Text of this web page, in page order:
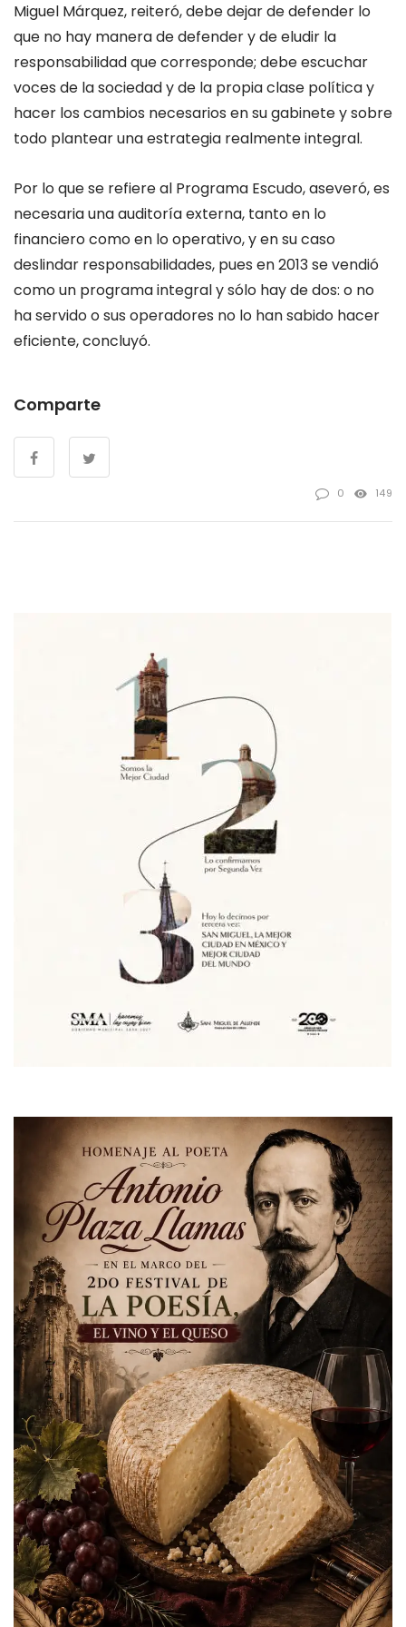
Miguel Márquez, reiteró, debe dejar de defender lo
que no hay manera de defender y de eludir la
responsabilidad que corresponde; debe escuchar
voces de la sociedad y de la propia clase política y
hacer los cambios necesarios en su gabinete y sobre
todo plantear una estrategia realmente integral.
Por lo que se refiere al Programa Escudo, aseveró, es
necesaria una auditoría externa, tanto en lo
financiero como en lo operativo, y en su caso
deslindar responsabilidades, pues en 2013 se vendió
como un programa integral y sólo hay de dos: o no
ha servido o sus operadores no lo han sabido hacer
eficiente, concluyó.
Comparte
0 149